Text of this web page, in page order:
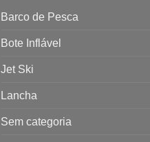
Barco de Pesca
Bote Inflável
Jet Ski
Lancha
Sem categoria